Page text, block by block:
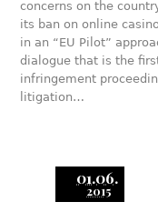
concerns on the
its ban on online
in an “EU Pilot”
dialogue that is the
infringement
litigation…
01.06.
2015